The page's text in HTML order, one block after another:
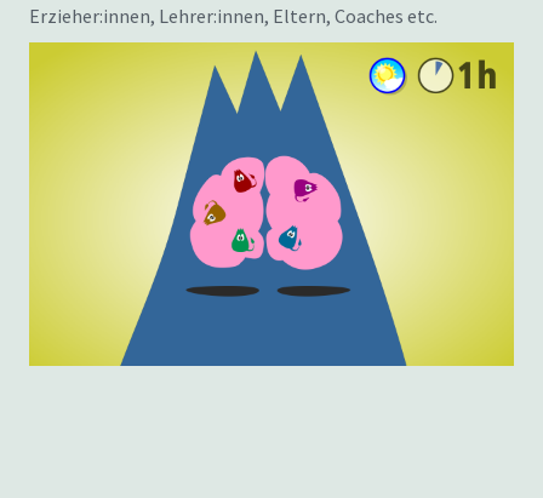
Erzieher:innen, Lehrer:innen, Eltern, Coaches etc.